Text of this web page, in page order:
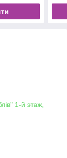
1-й этаж,